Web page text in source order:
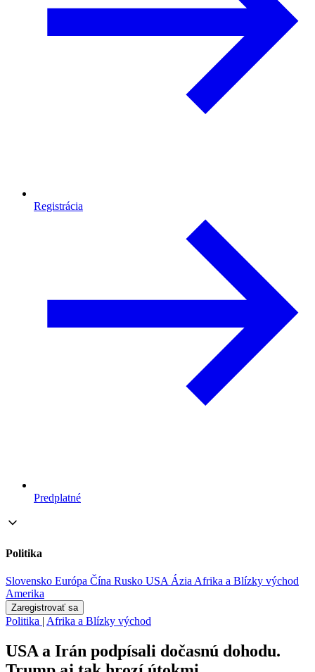
Registrácia
Predplatné
Politika
Slovensko Európa Čína Rusko USA ÁziaAfrika a Blízky východ
Amerika
Zaregistrovať sa
Politika | Afrika a Blízky východ
USA a Irán podpísali dočasnú dohodu.